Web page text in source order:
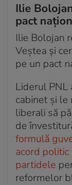
Ilie
pact
Ilie Bolojan
Veștea și
pe un pact
Liderul PNL
cabinet și le
liberali să
de
formulă
acord
partidele
reformelor